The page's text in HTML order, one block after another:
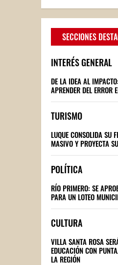
SECCIONES
INTERÉS GENERAL
DE LA IDEA AL
APRENDER DEL ERROR
TURISMO
LUQUE CONSOLIDA SU
MASIVO Y PROYECTA
POLÍTICA
RÍO PRIMERO: SE
PARA UN LOTEO
CULTURA
VILLA SANTA ROSA
EDUCACIÓN CON
LA REGIÓN